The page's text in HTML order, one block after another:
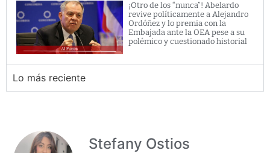
¡Otro de los “nunca”! Abelardo
revive políticamente a Alejandro
Ordóñez y lo premia con la
Embajada ante la OEA pese a su
polémico y cuestionado historial
Lo más reciente
Stefany Ostios